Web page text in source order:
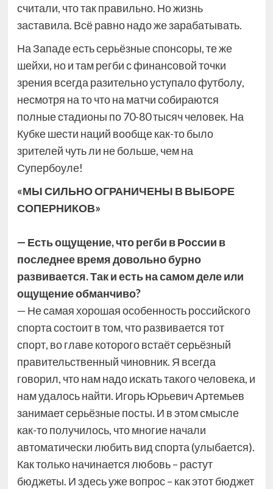
считали, что так правильно. Но жизнь
заставила. Всё равно надо же зарабатывать.
На Западе есть серьёзные спонсоры, те же
шейхи, но и там регби с финансовой точки
зрения всегда разительно уступало футболу,
несмотря на то что на матчи собираются
полные стадионы по 70-80 тысяч человек. На
Кубке шести наций вообще как-то было
зрителей чуть ли не больше, чем на
Супербоуле!
«МЫ СИЛЬНО ОГРАНИЧЕНЫ В ВЫБОРЕ
СОПЕРНИКОВ»
— Есть ощущение, что регби в России в
последнее время довольно бурно
развивается. Так и есть на самом деле или
ощущение обманчиво?
— Не самая хорошая особенность российского
спорта состоит в том, что развивается тот
спорт, во главе которого встаёт серьёзный
правительственный чиновник. Я всегда
говорил, что нам надо искать такого человека, и
нам удалось найти. Игорь Юрьевич Артемьев
занимает серьёзные посты. И в этом смысле
как-то получилось, что многие начали
автоматически любить вид спорта (улыбается).
Как только начинается любовь – растут
бюджеты. И здесь уже вопрос – как этот бюджет